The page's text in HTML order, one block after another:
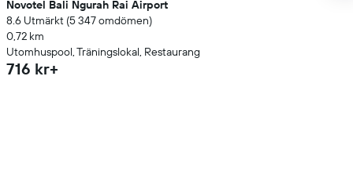
Novotel Bali Ngurah Rai Airport
8.6 Utmärkt (5 347 omdömen)
0,72 km
Utomhuspool, Träningslokal, Restaurang
716 kr+